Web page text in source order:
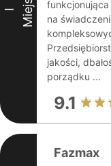
I
na
jakości,
porządku ...
9.1
Fazmax